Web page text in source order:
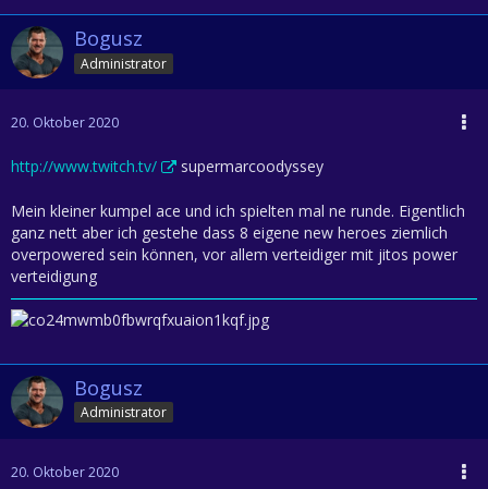
Bogusz
Administrator
20. Oktober 2020
http://www.twitch.tv/ supermarcoodyssey
Mein kleiner kumpel ace und ich spielten mal ne runde. Eigentlich
ganz nett aber ich gestehe dass 8 eigene new heroes ziemlich
overpowered sein können, vor allem verteidiger mit jitos power
verteidigung
Bogusz
Administrator
20. Oktober 2020